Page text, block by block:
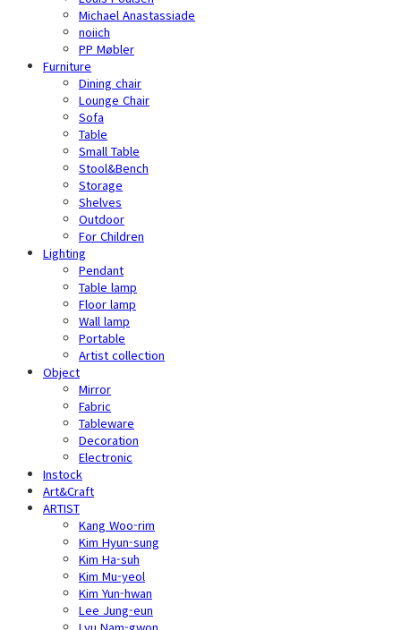
Michael Anastassiade
noiich
PP Møbler
Furniture
Dining chair
Lounge Chair
Sofa
Table
Small Table
Stool&Bench
Storage
Shelves
Outdoor
For Children
Lighting
Pendant
Table lamp
Floor lamp
Wall lamp
Portable
Artist collection
Object
Mirror
Fabric
Tableware
Decoration
Electronic
Instock
Art&Craft
ARTIST
Kang Woo-rim
Kim Hyun-sung
Kim Ha-suh
Kim Mu-yeol
Kim Yun-hwan
Lee Jung-eun